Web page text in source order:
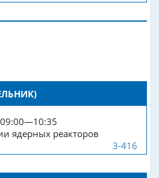
09:00—10:35
ядерных реакторов
3-416